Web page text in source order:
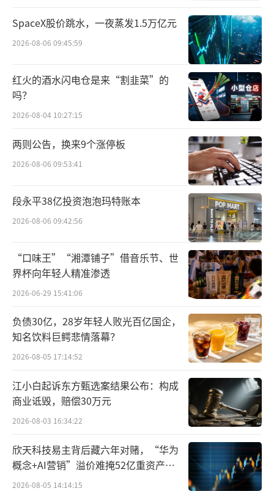
领域，可控核聚变技术还可以用于碳捕集利用
和垃圾处理等方面。
技术突飞猛进
中国的可控核聚变技术起步比较晚，但得
在全球核聚变研究诞生之时，中国科学家
就开始关注这一领域。1955年，钱三强和李正
武等科学家便提议开展中国的“可控热核反
应”研究。
20世纪60年代开始，中国自主探索核聚变
技术。1965年，中国建立了当时国内最大的聚
变研究基地——西南物理研究所（现中核集团核
1978年，中国制定了“引导－控制”计
划，标志着中国核聚变研究的起步。
1984年，中国第一个托卡马克装置——北
京大学的“北京环流器Ⅰ号”（HL-1）建成并
投入研究工作，这也是中国核聚变研究史上的
一个重要里程碑。
90年代，中国建设了一系列先进的核聚变
SpaceX股价跳水，一夜蒸发1.5万亿元
2026-08-06 09:45:59
红火的酒水闪电仓是来“割韭菜”的
吗？
2026-08-04 10:27:15
两则公告，换来9个涨停板
2026-08-06 09:53:41
段永平38亿投资泡泡玛特账本
2026-08-06 09:42:56
“口味王”“湘潭铺子”借音乐节、世
界杯向年轻人精准渗透
2026-06-29 15:41:06
负债30亿，28岁年轻人败光百亿国企，
知名饮料巨鳄悲情落幕？
2026-08-05 17:14:52
江小白起诉东方甄选案结果公布：构成
商业诋毁，赔偿30万元
2026-08-03 16:34:22
欣天科技易主背后藏六年对赌，“华为
概念+AI营销”溢价难掩52亿重资产考
验
2026-08-05 14:14:15